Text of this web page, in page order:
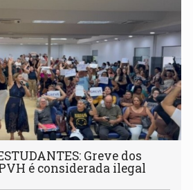
Greve dos
é considerada ilegal